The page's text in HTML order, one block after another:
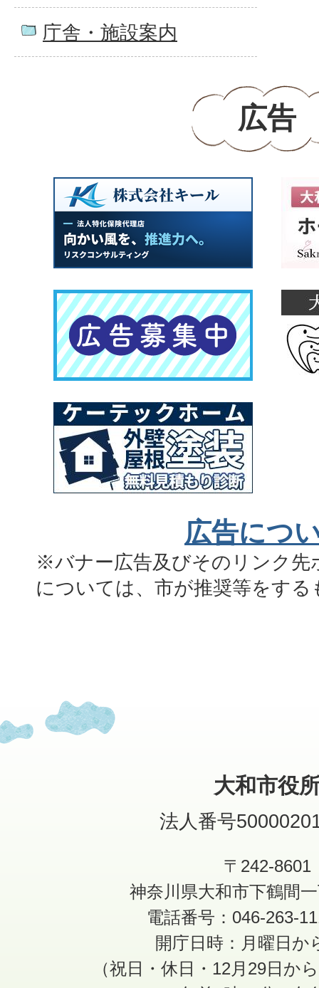
庁舎・施設案内
広告
広告につ
※バナー広告及びそのリンク先
については、市が推奨等をす
大和市役
法人番号
〒242-8601
神奈川県大和市下鶴間
電話番号：046-263-
開庁日時：月曜日か
（祝日・休日・12月29日か